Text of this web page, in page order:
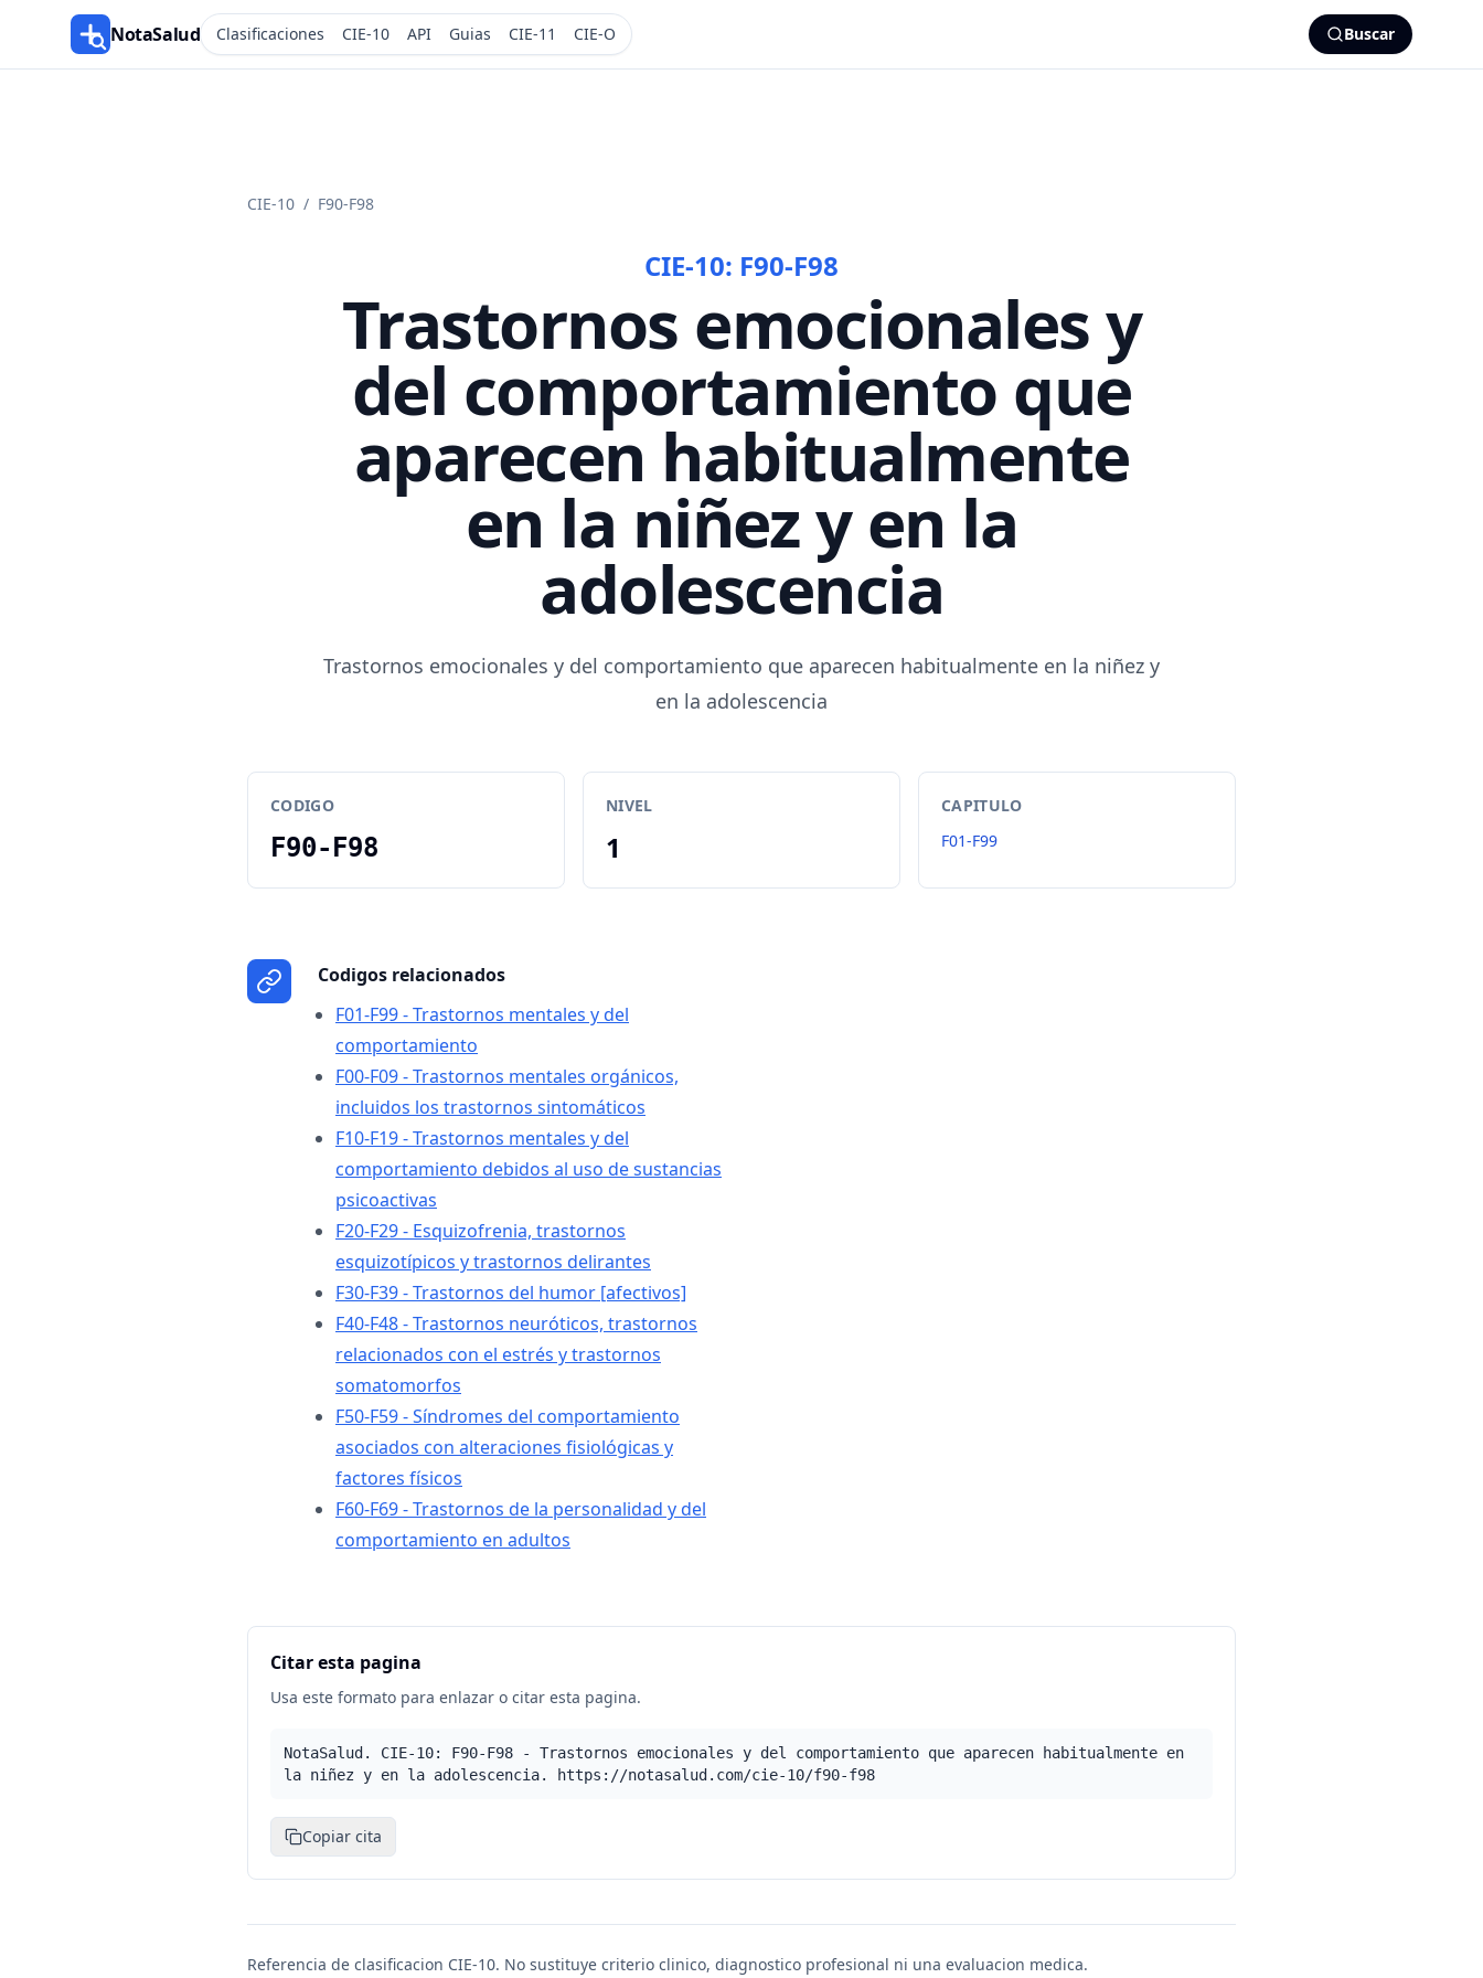
NotaSalud Clasificaciones CIE-10 API Guias CIE-11 CIE-O Buscar
CIE-10 / F90-F98
CIE-10: F90-F98
Trastornos emocionales y
del comportamiento que
aparecen habitualmente
en la niñez y en la
adolescencia
Trastornos emocionales y del comportamiento que aparecen habitualmente en la niñez y
en la adolescencia
CODIGO
F90-F98
NIVEL
1
CAPITULO
F01-F99
Codigos relacionados
F01-F99 - Trastornos mentales y del
comportamiento
F00-F09 - Trastornos mentales orgánicos,
incluidos los trastornos sintomáticos
F10-F19 - Trastornos mentales y del
comportamiento debidos al uso de sustancias
psicoactivas
F20-F29 - Esquizofrenia, trastornos
esquizotípicos y trastornos delirantes
F30-F39 - Trastornos del humor [afectivos]
F40-F48 - Trastornos neuróticos, trastornos
relacionados con el estrés y trastornos
somatomorfos
F50-F59 - Síndromes del comportamiento
asociados con alteraciones fisiológicas y
factores físicos
F60-F69 - Trastornos de la personalidad y del
comportamiento en adultos
Citar esta pagina
Usa este formato para enlazar o citar esta pagina.
NotaSalud. CIE-10: F90-F98 - Trastornos emocionales y del comportamiento que aparecen habitualmente en
la niñez y en la adolescencia. https://notasalud.com/cie-10/f90-f98
Copiar cita
Referencia de clasificacion CIE-10. No sustituye criterio clinico, diagnostico profesional ni una evaluacion medica.